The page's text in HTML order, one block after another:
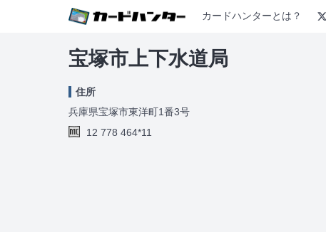
カードハンターとは？
宝塚市上下水道局
住所
兵庫県宝塚市東洋町1番3号
12 778 464*11